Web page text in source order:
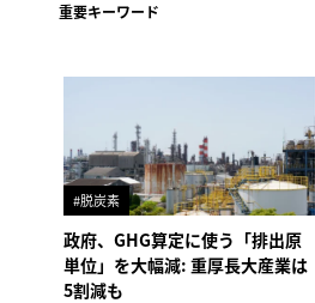
重要キーワード
#脱炭素
政府、GHG算定に使う「排出原
単位」を大幅減: 重厚長大産業は
5割減も